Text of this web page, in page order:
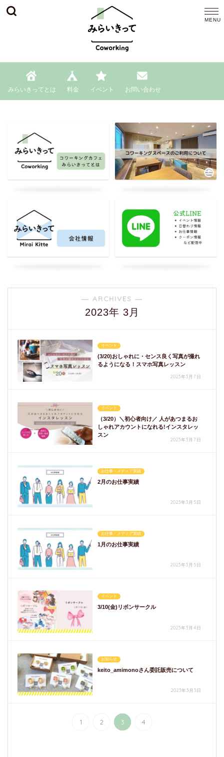
みらいきってとは 料金 イベント お問い合わせ
― ARCHIVES ―
2023年 3月
イベント
(3/20)おしゃれに・センス良く写真が撮れ
るようになる！スマホ写真レッスン
2023年3月7日
イベント
（3/20）＼初心者向け／ 人があつまるお
しゃれアカウントになれる!インスタレッ
スン
2023年3月7日
お仕事・メディア実績
2月のお仕事実績
2023年3月5日
お仕事・メディア実績
1月のお仕事実績
2023年3月5日
イベント
3/10(金)リボンサークル
2023年3月4日
お知らせ
keito_amimonoさん委託販売について
2023年3月3日
1 2 3 4